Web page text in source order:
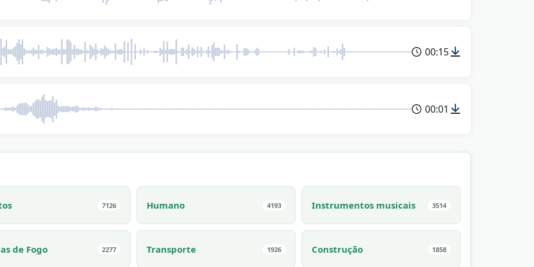
00:15
00:01
7126 Humano 4193 Instrumentos musicais 3514
de Fogo 2277 Transporte 1926 Construção 1858